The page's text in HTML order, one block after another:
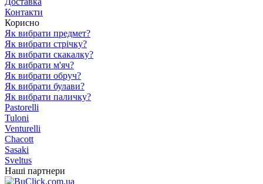
Контакти
Корисно
Як вибрати предмет?
Як вибрати стрічку?
Як вибрати скакалку?
Як вибрати м'яч?
Як вибрати обруч?
Як вибрати булави?
Як вибрати паличку?
Pastorelli
Tuloni
Venturelli
Chacott
Sasaki
Sveltus
Наші партнери